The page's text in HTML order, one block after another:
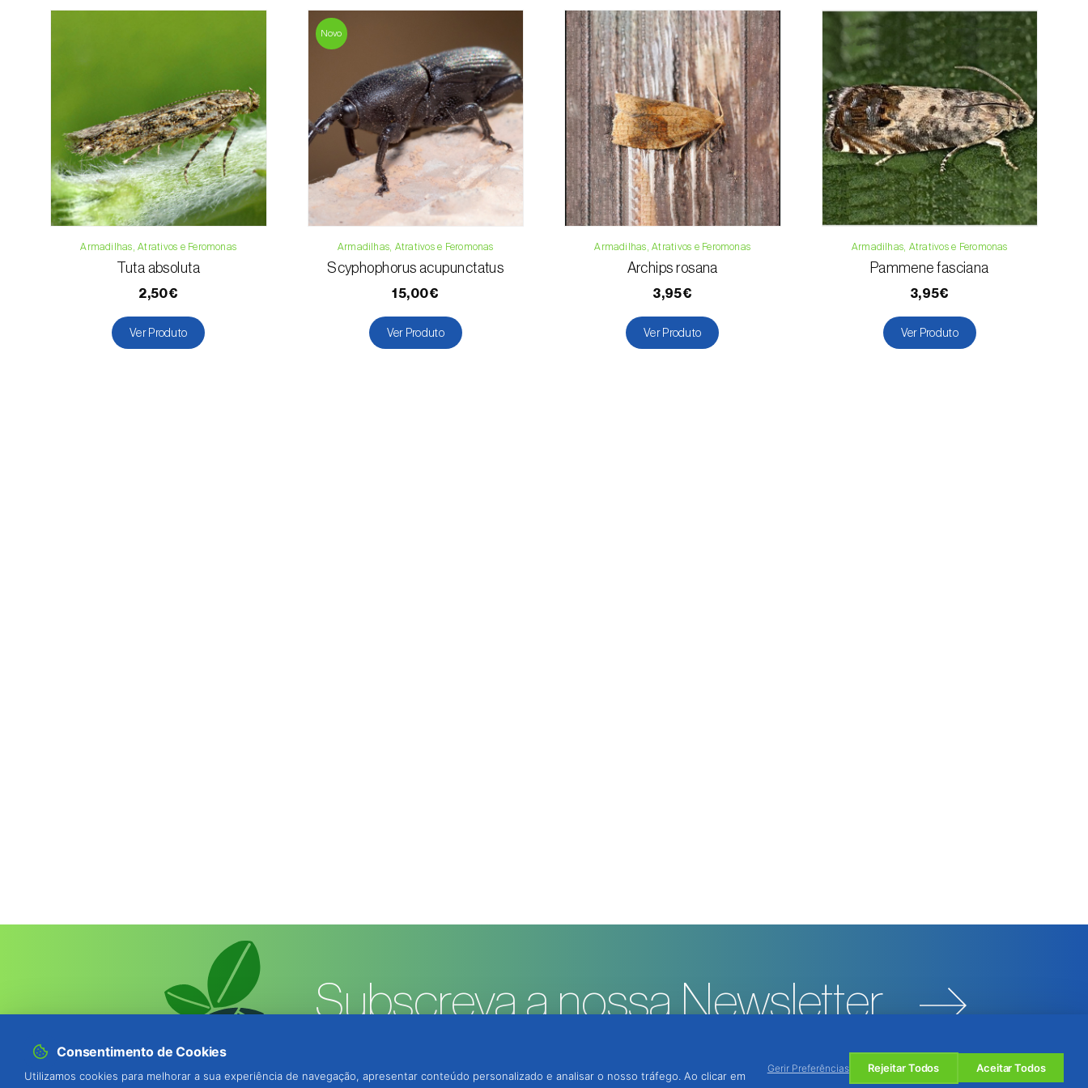
Roseira
Vinha
Telefone:212 333 019
Email:
info@biosani.com
Formulário de contacto
Armadilhas, Atrativos e Feromonas
Tuta absoluta
2,50€
Ver Produto
Novo
Armadilhas, Atrativos e Feromonas
Scyphophorus acupunctatus
15,00€
Ver Produto
Armadilhas, Atrativos e Feromonas
Archips rosana
3,95€
Ver Produto
Armadilhas, Atrativos e Feromonas
Pammene fasciana
3,95€
Ver Produto
Subscreva a nossa Newsletter
Consentimento de Cookies
Utilizamos cookies para melhorar a sua experiência de navegação, apresentar conteúdo personalizado e analisar o nosso tráfego. Ao clicar em
Gerir Preferências Rejeitar Todos Aceitar Todos